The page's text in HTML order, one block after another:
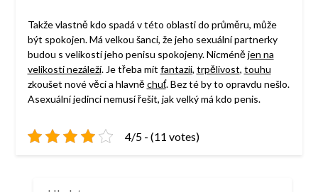
Takže vlastně kdo spadá v této oblasti do průměru, může
být spokojen. Má velkou šanci, že jeho sexuální partnerky
budou s velikostí jeho penisu spokojeny. Nicménějen na
velikosti nezáleží. Je třeba mít fantazii, trpělivost, touhu
zkoušet nové věci a hlavněchuť. Bez té by to opravdu nešlo.
Asexuální jedinci nemusí řešit, jak velký má kdo penis.
4/5 - (11 votes)